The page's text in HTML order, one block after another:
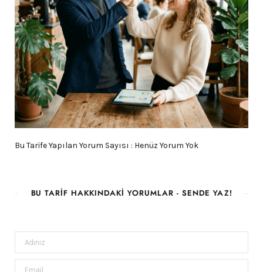
Bu Tarife Yapılan Yorum Sayısı : Henüz Yorum Yok
BU TARIF HAKKINDAKI YORUMLAR - SENDE YAZ!